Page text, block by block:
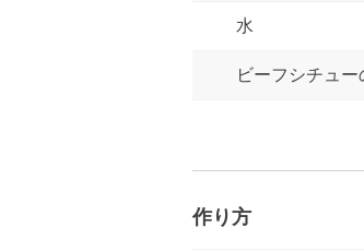
水
ビーフシチュー
作り方